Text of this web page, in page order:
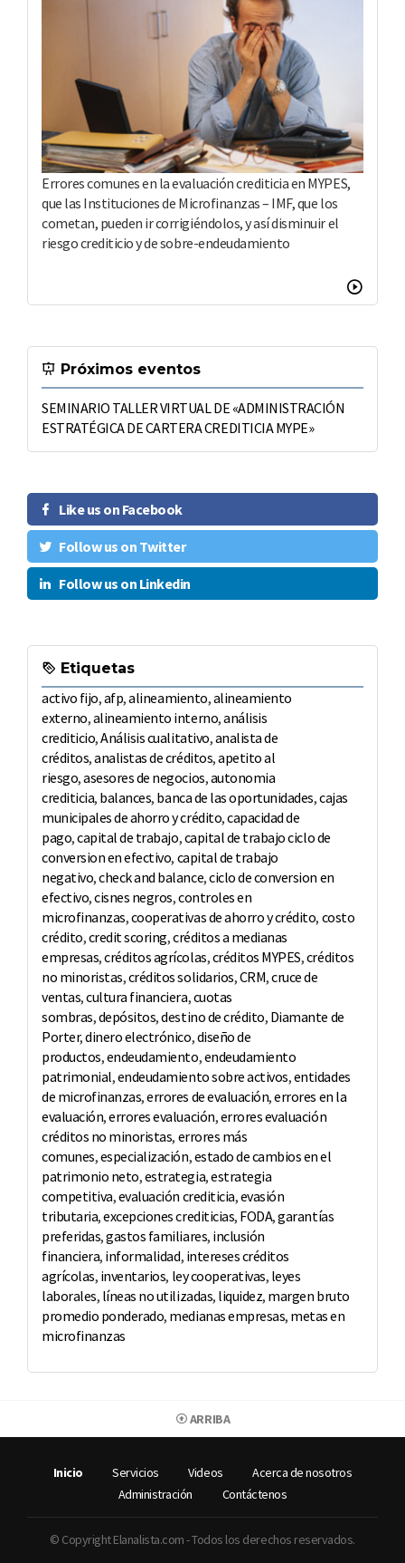
Errores comunes en la evaluación crediticia en MYPES,
que las Instituciones de Microfinanzas – IMF, que los
cometan, pueden ir corrigiéndolos, y así disminuir el
riesgo crediticio y de sobre-endeudamiento
Próximos eventos
SEMINARIO TALLER VIRTUAL DE «ADMINISTRACIÓN
ESTRATÉGICA DE CARTERA CREDITICIA MYPE»
Like us on Facebook
Follow us on Twitter
Follow us on Linkedin
Etiquetas
activo fijo,afp,alineamiento,alineamiento
externo,alineamiento interno,análisis
crediticio,Análisis cualitativo,analista de
créditos,analistas de créditos,apetito al
riesgo,asesores de negocios,autonomia
crediticia, balances, banca de las oportunidades,cajas
municipales de ahorro y crédito,capacidad de
pago,capital de trabajo,capital de trabajo ciclo de
conversion en efectivo, capital de trabajo
negativo,check and balance,ciclo de conversion en
efectivo,cisnes negros,controles en
microfinanzas,cooperativas de ahorro y crédito, costo
crédito,credit scoring,créditos a medianas
empresas,créditos agrícolas,créditos MYPES,créditos
no minoristas,créditos solidarios,CRM,cruce de
ventas,cultura financiera,cuotas
sombras,depósitos,destino de crédito, Diamante de
Porter,dinero electrónico,diseño de
productos,endeudamiento,endeudamiento
patrimonial,endeudamiento sobre activos,entidades
de microfinanzas,errores de evaluación,errores en la
evaluación,errores evaluación,errores evaluación
créditos no minoristas, errores más
comunes,especialización,estado de cambios en el
patrimonio neto,estrategia,estrategia
competitiva,evaluación crediticia,evasión
tributaria,excepciones crediticias, FODA,garantías
preferidas,gastos familiares, inclusión
financiera, informalidad, intereses créditos
agrícolas, inventarios, ley cooperativas, leyes
laborales, líneas no utilizadas, liquidez, margen bruto
promedio ponderado, medianas empresas, metas en
microfinanzas
ARRIBA
Inicio Servicios Videos
Acerca de nosotros
Administración
Contáctenos
© Copyright Elanalista.com - Todos los derechos reservados.